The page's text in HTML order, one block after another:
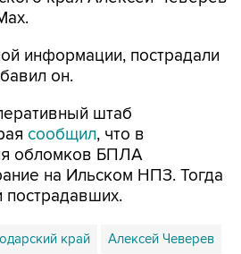
информации, пострадали
он.
штаб
сообщил, что в
обломков БПЛА
на Ильском НПЗ. Тогда
пострадавших.
край Алексей Чеверев